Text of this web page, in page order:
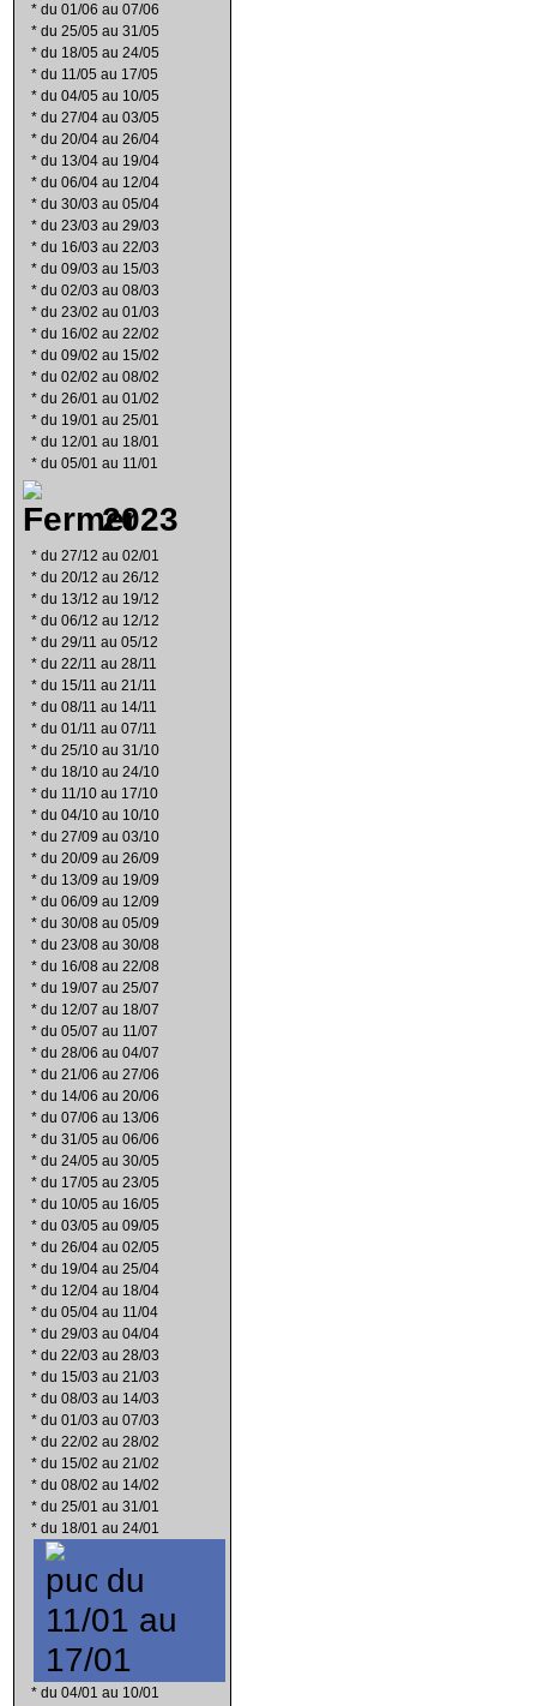
* du 01/06 au 07/06
* du 25/05 au 31/05
* du 18/05 au 24/05
* du 11/05 au 17/05
* du 04/05 au 10/05
* du 27/04 au 03/05
* du 20/04 au 26/04
* du 13/04 au 19/04
* du 06/04 au 12/04
* du 30/03 au 05/04
* du 23/03 au 29/03
* du 16/03 au 22/03
* du 09/03 au 15/03
* du 02/03 au 08/03
* du 23/02 au 01/03
* du 16/02 au 22/02
* du 09/02 au 15/02
* du 02/02 au 08/02
* du 26/01 au 01/02
* du 19/01 au 25/01
* du 12/01 au 18/01
* du 05/01 au 11/01
2023
* du 27/12 au 02/01
* du 20/12 au 26/12
* du 13/12 au 19/12
* du 06/12 au 12/12
* du 29/11 au 05/12
* du 22/11 au 28/11
* du 15/11 au 21/11
* du 08/11 au 14/11
* du 01/11 au 07/11
* du 25/10 au 31/10
* du 18/10 au 24/10
* du 11/10 au 17/10
* du 04/10 au 10/10
* du 27/09 au 03/10
* du 20/09 au 26/09
* du 13/09 au 19/09
* du 06/09 au 12/09
* du 30/08 au 05/09
* du 23/08 au 30/08
* du 16/08 au 22/08
* du 19/07 au 25/07
* du 12/07 au 18/07
* du 05/07 au 11/07
* du 28/06 au 04/07
* du 21/06 au 27/06
* du 14/06 au 20/06
* du 07/06 au 13/06
* du 31/05 au 06/06
* du 24/05 au 30/05
* du 17/05 au 23/05
* du 10/05 au 16/05
* du 03/05 au 09/05
* du 26/04 au 02/05
* du 19/04 au 25/04
* du 12/04 au 18/04
* du 05/04 au 11/04
* du 29/03 au 04/04
* du 22/03 au 28/03
* du 15/03 au 21/03
* du 08/03 au 14/03
* du 01/03 au 07/03
* du 22/02 au 28/02
* du 15/02 au 21/02
* du 08/02 au 14/02
* du 25/01 au 31/01
* du 18/01 au 24/01
du
11/01 au
17/01
* du 04/01 au 10/01